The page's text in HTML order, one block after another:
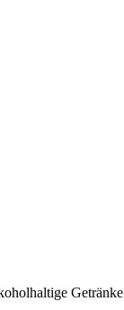
Getränke